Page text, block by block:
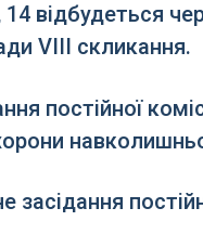
відбудеться
VІІІ скликання.
постійної
засідання